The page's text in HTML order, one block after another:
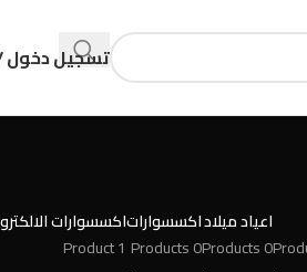
تسجيل دخول
اعياد ميلاد
0 Products
اكسسوارات
0 Products
اكسسوارات
1 Product